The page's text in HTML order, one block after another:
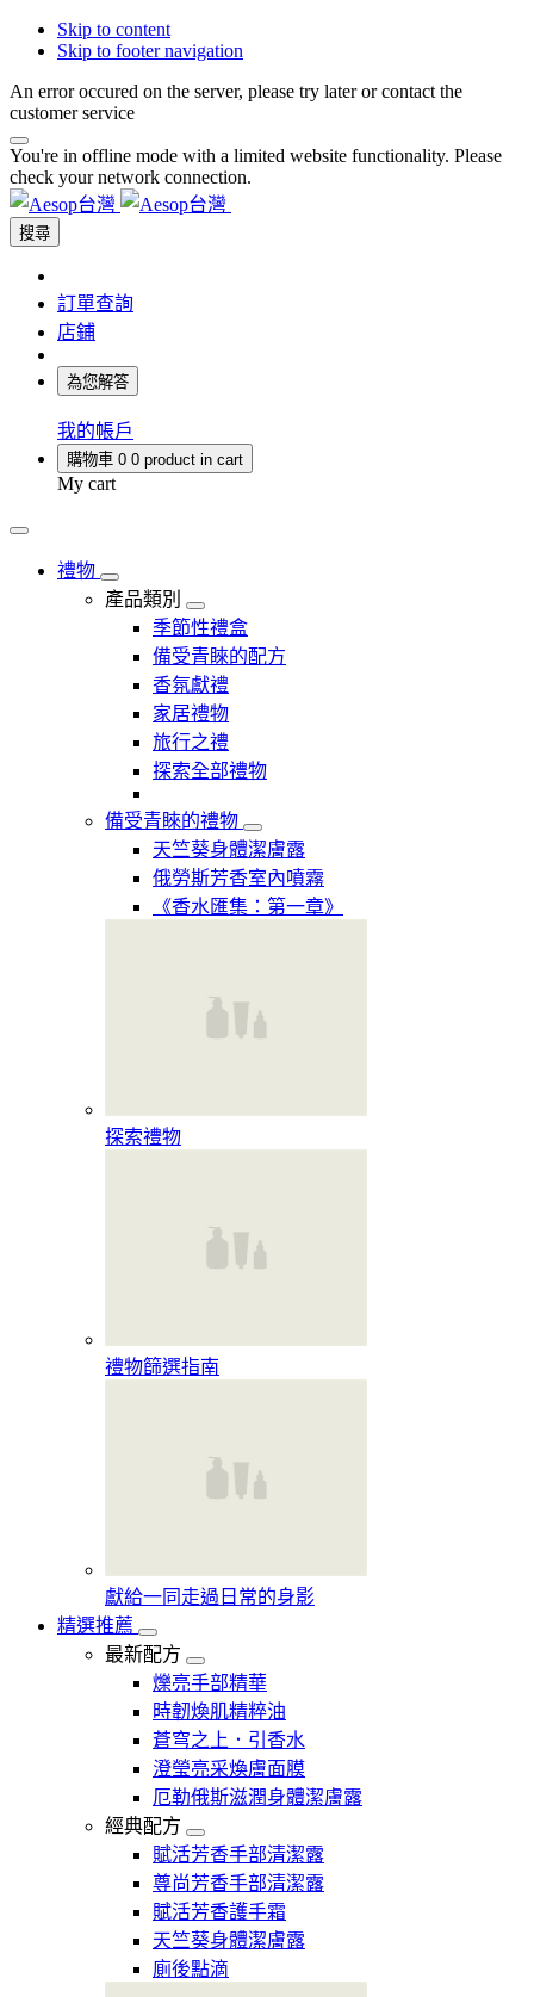
Skip to content
Skip to footer navigation
An error occured on the server, please try later or contact the
customer service
You're in offline mode with a limited website functionality. Please
check your network connection.
搜尋
訂單查詢
店鋪
為您解答
我的帳戶
購物車 0 0 product in cart
My cart
禮物
產品類別
季節性禮盒
備受青睞的配方
香氛獻禮
家居禮物
旅行之禮
探索全部禮物
備受青睞的禮物
天竺葵身體潔膚露
俄勞斯芳香室內噴霧
《香水匯集：第一章》​
探索禮物
禮物篩選指南
獻給一同走過日常的身影
精選推薦
最新配方
爍亮手部精華
時韌煥肌精粹油
蒼穹之上．引香水
澄瑩亮采煥膚面膜
厄勒俄斯滋潤身體潔膚露
經典配方
賦活芳香手部清潔露
尊尚芳香手部清潔露
賦活芳香護手霜
天竺葵身體潔膚露
廁後點滴